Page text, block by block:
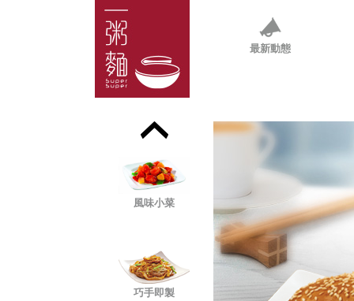
最新動態
大伙頭煲仔飯
香酥滋味菜飯
風味小菜
巧手即製